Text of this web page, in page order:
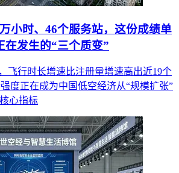
小时、46个服务站，这份成绩单
在发生的“三个质变”
飞行时长增速比注册量增速高出近19个
度正在成为中国低空经济从“规模扩张”
心指标